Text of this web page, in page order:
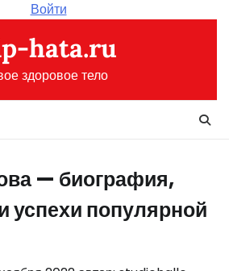
Войти
hata.ru
здоровое тело
— биография,
успехи популярной